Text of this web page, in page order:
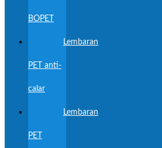
BOPET
Lembaran
PET anti-
calar
Lembaran
PET